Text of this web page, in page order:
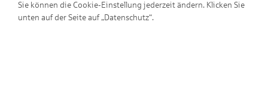
Sie können die Cookie-Einstellung jederzeit ändern. Klicken Sie
unten auf der Seite auf „Datenschutz“.